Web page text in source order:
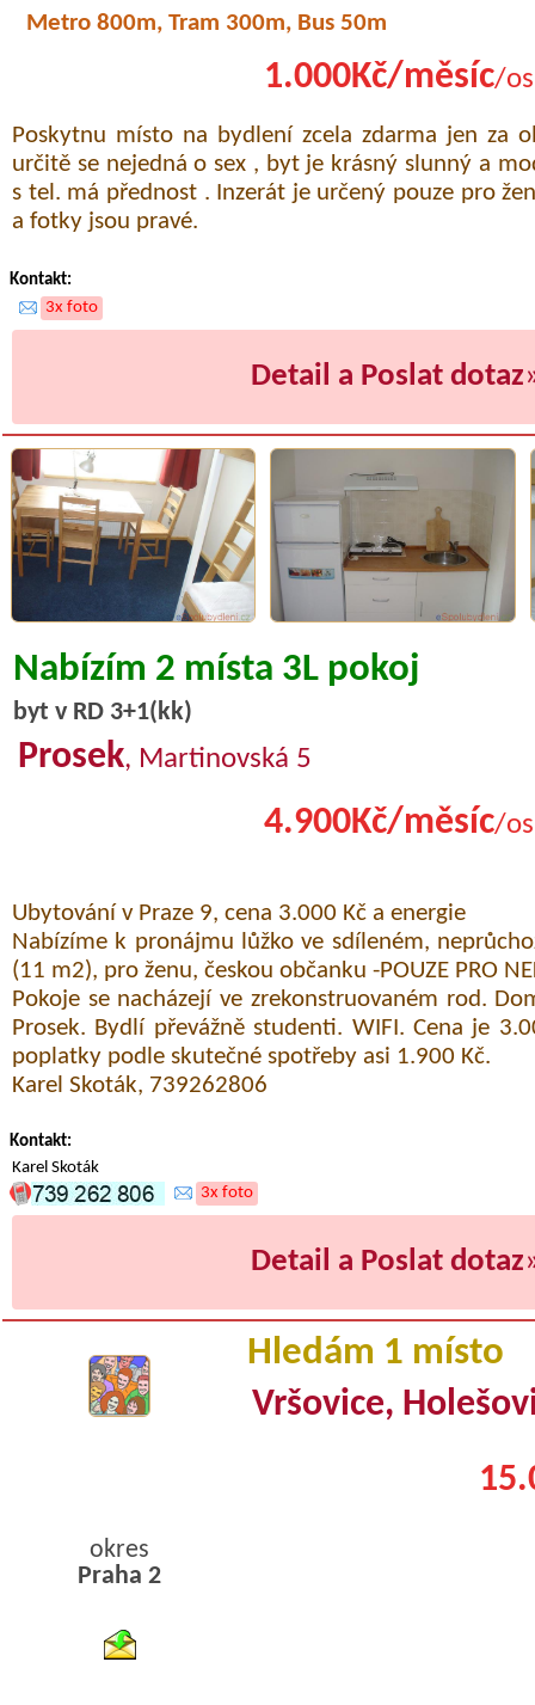
Metro 800m, Tram 300m, Bus 50m
1.000Kč/měsíc/
Poskytnu místo na bydlení zcela zdarma jen za
určitě se nejedná o sex , byt je krásný slunný a
s tel. má přednost . Inzerát je určený pouze pro
a fotky jsou pravé.
Kontakt:
3x foto
Detail a Poslat dotaz
Nabízím 2 místa 3L pokoj
byt v RD 3+1(kk)
Prosek, Martinovská 5
4.900Kč/měsíc/
Ubytování v Praze 9, cena 3.000 Kč a energie
Nabízíme k pronájmu lůžko ve sdíleném,
(11 m2), pro ženu, českou občanku -POUZE PRO
Pokoje se nacházejí ve zrekonstruovaném rod.
Prosek. Bydlí převážně studenti. WIFI. Cena je
poplatky podle skutečné spotřeby asi 1.900 Kč.
Karel Skoták, 739262806
Kontakt:
Karel Skoták
3x foto
Detail a Poslat dotaz
Hledám 1 místo
Vršovice,
okres
Praha 2